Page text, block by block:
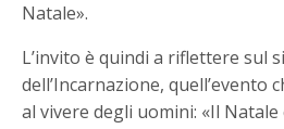
Natale».
L’invito è quindi a riflettere sul
dell’Incarnazione, quell’evento
al vivere degli uomini: «Il Natale